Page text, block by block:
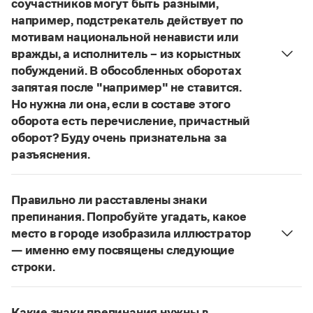
Словари русского языка как государственного
Справочники
Правила русской орфографии и пунктуации
Русский язык. Краткий теоретический курс
для школьников
Письмовник
Справочник по пунктуации
Азбучные истины
Словарь-справочник непростые слова
Все справочники портала
Новости и события
Управление в русском языке
Словарь русских имён
Словарь методических терминов
Правила русской орфографии и пунктуации
(1956)
соучастников могут быть разными,
например, подстрекатель действует по
мотивам национальной ненависти или
вражды, а исполнитель – из корыстных
побуждений. В обособленных оборотах
запятая после "например" не ставится.
Но нужна ли она, если в составе этого
оборота есть перечисление, причастный
оборот? Буду очень признательна за
разъяснения.
В § 94«Правил русской орфографии и пунктуации»
слова и сочетания слов, стоящие на границе
частей сложного предложения и относящиеся к
следующему за ними предложению,
не отделяются от него запятой:Послышался
резкий стук, должно быть сорвалась ставня
По этому правилу запятая посленапример
не нужна:Мотивы совершения преступления у
Правильно ли расставлены знаки
препинания. Попробуйте угадать, какое
место в городе изобразила иллюстратор
— именно ему посвящены следующие
строки.
Нужно закрыть запятой придаточную часть: